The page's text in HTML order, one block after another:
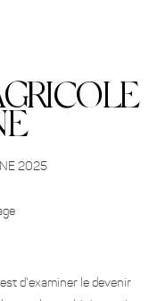
2025
d’examiner le devenir